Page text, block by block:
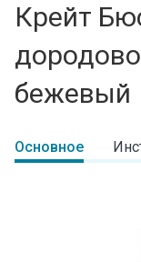
Крейт
бежевый
Основное